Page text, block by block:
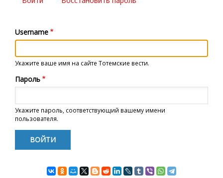
вкладки
Username
Укажите ваше имя на сайте Тотемские вести.
Пароль
Укажите пароль, соответствующий вашему имени
пользователя.